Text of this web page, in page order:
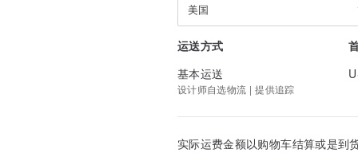
美国
运送方式
基本运送
设计师自选物流 | 提供追踪
实际运费金额以购物车结算或是到